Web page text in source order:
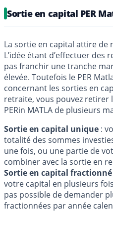
Sortie en capital PER
La sortie en capital attire de
L’idée étant d’effectuer des
pas franchir une tranche
élevée. Toutefois le PER
concernant les sorties en
retraite, vous pouvez
PERin MATLA de plusieurs
Sortie en capital unique :
totalité des sommes
une fois, ou une partie de
combiner avec la sortie en
Sortie en capital fractionné
votre capital en plusieurs
pas possible de demander
fractionnées par année